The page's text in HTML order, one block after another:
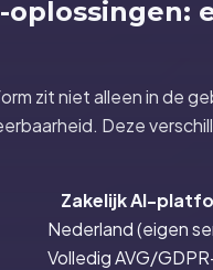
oplossingen:
zit niet alleen in de
Deze
Zakelijk AI-
Nederland (eigen
Volledig AVG/